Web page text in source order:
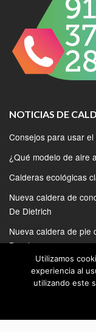
NOTICIAS DE
Consejos para usar
¿Qué modelo de aire
Calderas ecológicas
Nueva caldera de
De Dietrich
Nueva caldera de pie
Bosch
© 2020 | SERVICIO
Utilizamos
experiencia al
utilizando este